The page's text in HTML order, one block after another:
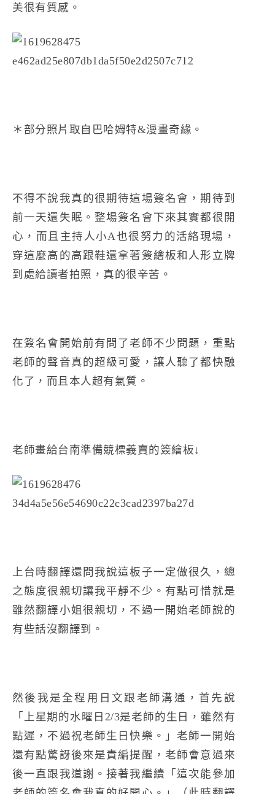
美很有質感。
＊部分照片取自巴哈姆特&漫畫奇緣。
不得不說我真的很期待這場簽名會，期待到
前一天還失眠。整場簽名會下來其實都很開
心，而且主持人小A也很努力的活絡現場，
穿這麼高的高跟鞋還拿著簽繪板和人形立牌
到處給讀者拍照，真的很辛苦。
在簽名會開始前有問了老師不少問題，重點
老師的聲音真的超級可愛，讓人聽了都快融
化了，而且本人超有氣質。
老師畫給台南準備競標義賣的簽繪板↓
上台時翻譯還問我說這板子一定做很久，總
之態度很親切讓我平靜不少。有點可惜就是
雖然翻譯小姐很親切，不過一開始老師說的
有些話沒翻譯到。
然後我是全程用日文跟老師溝通，首先說
「上星期的水曜日2/3是老師的生日，雖然有
點遲，不過祝老師生日快樂。」老師一開始
還有點驚訝後來是責編提醒，老師會意過來
後一直跟我道謝。接著我繼續「這次能參加